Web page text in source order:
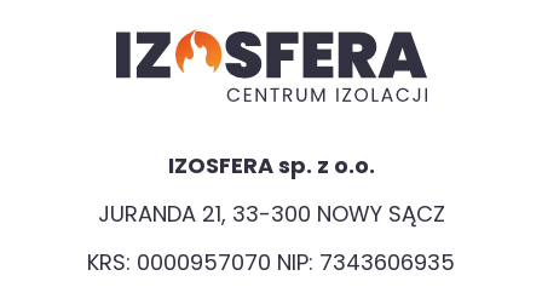
IZOSFERA sp. z o.o.
JURANDA 21, 33-300 NOWY SĄCZ
KRS: 0000957070 NIP: 7343606935